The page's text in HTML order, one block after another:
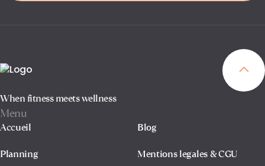
When fitness meets wellness
Menu
Accueil
Planning
Blog
Mentions legales & CGU